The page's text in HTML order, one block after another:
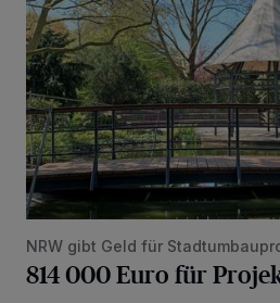
NRW gibt Geld für
814 000 Euro für